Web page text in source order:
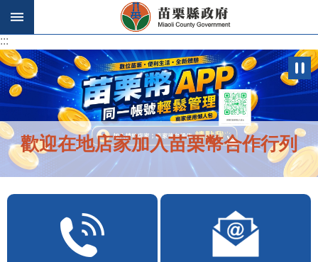
跳到主要內容區塊
:::
:::
歡迎在地店家加入苗栗幣合作行列